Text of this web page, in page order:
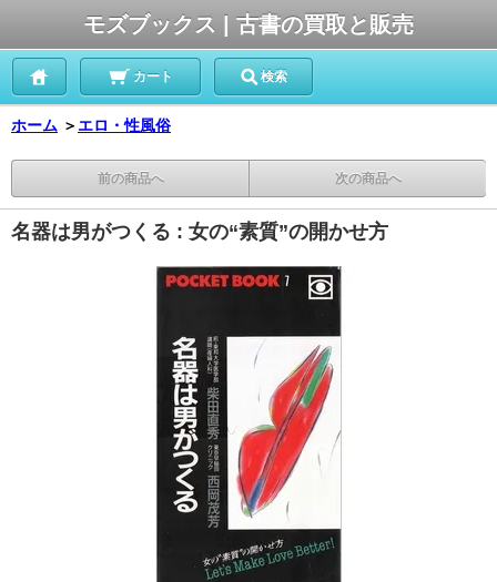
モズブックス | 古書の買取と販売
カート 検索
ホーム ＞ エロ・性風俗
前の商品へ 次の商品へ
名器は男がつくる : 女の“素質”の開かせ方